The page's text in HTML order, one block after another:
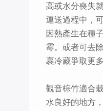
高或水分喪失
運送過程中，
因熱產生在種
霉。或者可去
裹冷藏爭取更多
觀音棕竹適合
水良好的地方